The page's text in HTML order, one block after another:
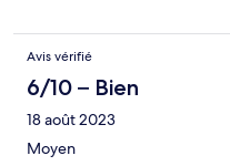
Avis vérifié
6/10 – Bien
18 août 2023
Moyen